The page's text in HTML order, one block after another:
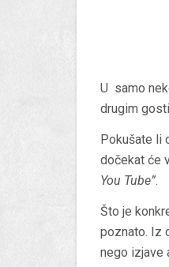
U samo
drugim
Pokušate li
dočekat će
You Tube”.
Što je
poznato. Iz
nego izjave